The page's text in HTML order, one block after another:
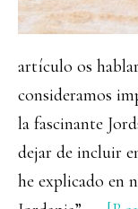
artículo os
consideramos
la fascinante
dejar de incluir
he explicado en